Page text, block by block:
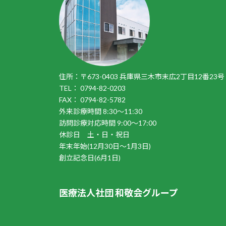
住所：〒673-0403 兵庫県三木市末広2丁目12番23号
TEL： 0794-82-0203
FAX： 0794-82-5782
外来診療時間 8:30～11:30
訪問診療対応時間 9:00～17:00
休診日 土・日・祝日
年末年始(12月30日～1月3日)
創立記念日(6月1日)
医療法人社団 和敬会グループ